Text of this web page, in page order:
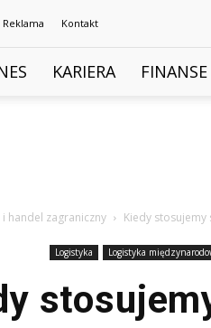
Reklama Kontakt
KARIERA FINANSE
handel zagraniczny Kiedy stosujemy
Logistyka Logistyka